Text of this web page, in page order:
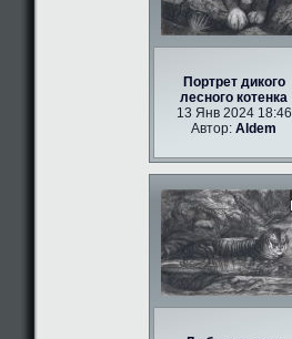
Портрет дикого
лесного котенка
13 Янв 2024 18:46
Автор:Aldem